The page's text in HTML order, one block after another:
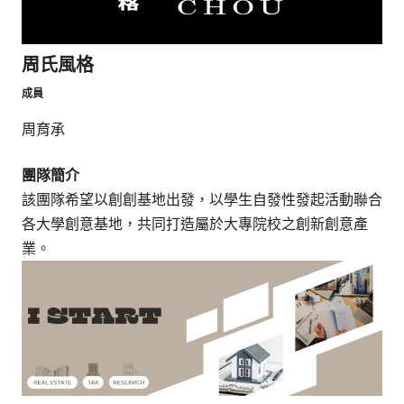
周氏風格
成員
周育承
團隊簡介
該團隊希望以創創基地出發，以學生自發性發起活動聯合
各大學創意基地，共同打造屬於大專院校之創新創意產
業。